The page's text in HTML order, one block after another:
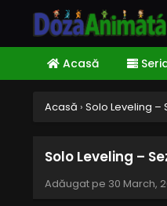
Acasă
Acasă › Solo Leveling –
Solo Leveling –
Adăugat pe 30 March,